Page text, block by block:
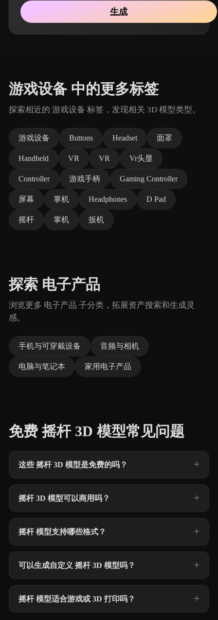
生成
游戏设备 中的更多标签
探索相近的 游戏设备 标签，发现相关 3D 模型类型。
游戏设备 Buttons Headset 面罩
Handheld VR VR Vr头显
Controller 游戏手柄 Gaming Controller
屏幕 掌机 Headphones D Pad
摇杆 掌机 扳机
探索 电子产品
浏览更多 电子产品 子分类，拓展资产搜索和生成灵
感。
手机与可穿戴设备 音频与相机
电脑与笔记本 家用电子产品
免费 摇杆 3D 模型常见问题
这些 摇杆 3D 模型是免费的吗？
摇杆 3D 模型可以商用吗？
摇杆 模型支持哪些格式？
可以生成自定义 摇杆 3D 模型吗？
摇杆 模型适合游戏或 3D 打印吗？